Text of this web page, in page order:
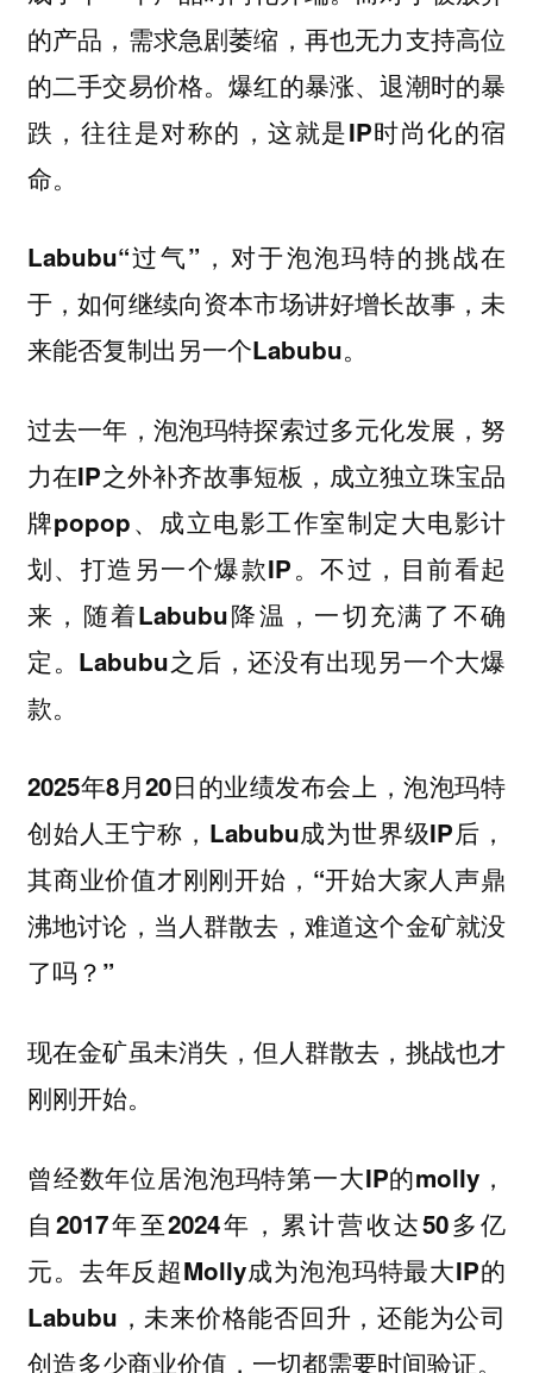
的产品，需求急剧萎缩，再也无力支持高位
的二手交易价格。爆红的暴涨、退潮时的暴
跌，往往是对称的，这就是IP时尚化的宿
命。
Labubu“过气”，对于泡泡玛特的挑战在
于，如何继续向资本市场讲好增长故事，未
来能否复制出另一个Labubu。
过去一年，泡泡玛特探索过多元化发展，努
力在IP之外补齐故事短板，成立独立珠宝品
牌popop、成立电影工作室制定大电影计
划、打造另一个爆款IP。不过，目前看起
来，随着Labubu降温，一切充满了不确
定。Labubu之后，还没有出现另一个大爆
款。
2025年8月20日的业绩发布会上，泡泡玛特
创始人王宁称，Labubu成为世界级IP后，
其商业价值才刚刚开始，‌“开始大家人声鼎
沸地讨论，当人群散去，难道这个金矿就没
了吗？”‌
现在金矿虽未消失，但人群散去，挑战也才
刚刚开始。
曾经数年位居泡泡玛特第一大IP的molly，
自2017年至2024年，累计营收达50多亿
元。去年反超‌Molly成为泡泡玛特最大IP的
Labubu，未来价格能否回升，还能为公司
创造多少商业价值，一切都需要时间验证。